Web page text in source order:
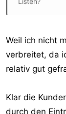
Weil ich nicht
verbreitet, da
relativ gut
Klar die
durch den